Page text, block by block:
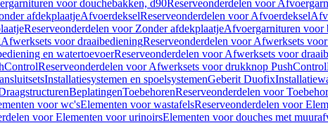
voor douchebakken, d90Reserveonderdelen voor
afdekplaatjeAfvoerdekselReserveonderdelen voor Afvoerdeksel
Reserveonderdelen voor Zonder afdekplaatjeAfvoergarnituren voor
Afwerksets voor draaibedieningReserveonderdelen voor Afwerksets
en watertoevoerReserveonderdelen voor Afwerksets voor
Reserveonderdelen voor Afwerksets voor drukknop PushControl
Installatiesystemen en spoelsystemenGeberit Duofix
BeplatingenToebehorenReserveonderdelen voor
voor wc'sElementen voor wastafelsReserveonderdelen voor
voor Elementen voor urinoirsElementen voor douches met